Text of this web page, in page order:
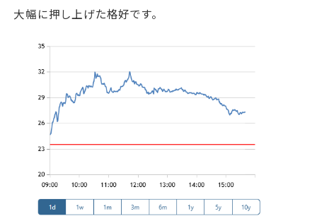
大幅に押し上げた格好です。